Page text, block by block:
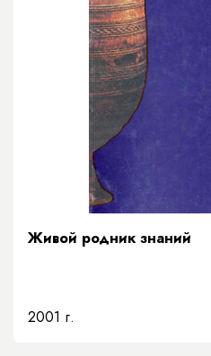
Живой родник знаний
2001 г.